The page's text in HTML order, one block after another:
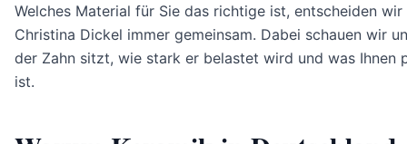
Welches Material für Sie das richtige ist, entscheiden wir
Christina Dickel immer gemeinsam. Dabei schauen wir
der Zahn sitzt, wie stark er belastet wird und was Ihnen
ist.